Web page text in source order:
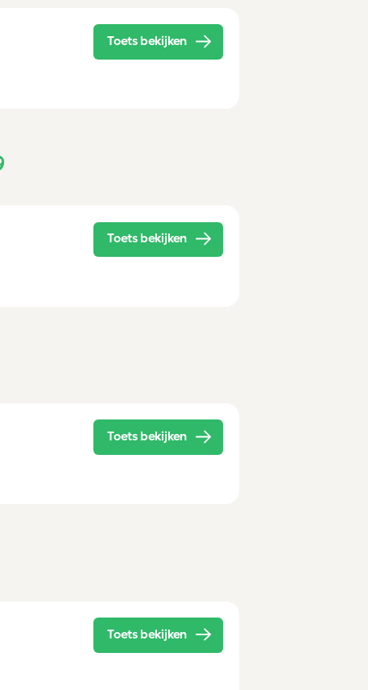
Toets bekijken
Toets bekijken
Toets bekijken
Toets bekijken